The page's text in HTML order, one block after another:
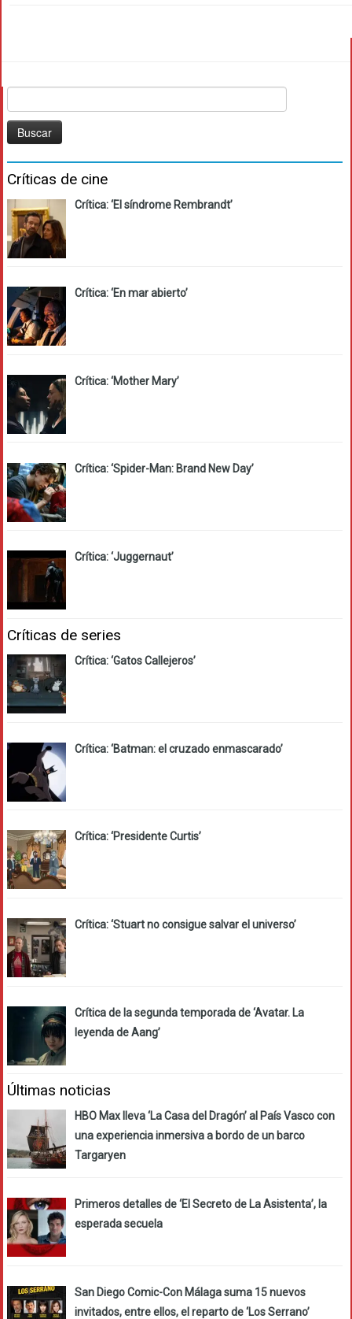
Críticas de cine
Crítica: ‘El síndrome Rembrandt’
Crítica: ‘En mar abierto’
Crítica: ‘Mother Mary’
Crítica: ‘Spider-Man: Brand New Day’
Crítica: ‘Juggernaut’
Críticas de series
Crítica: ‘Gatos Callejeros’
Crítica: ‘Batman: el cruzado enmascarado’
Crítica: ‘Presidente Curtis’
Crítica: ‘Stuart no consigue salvar el universo’
Crítica de la segunda temporada de ‘Avatar. La
leyenda de Aang’
Últimas noticias
HBO Max lleva ‘La Casa del Dragón’ al País Vasco con
una experiencia inmersiva a bordo de un barco
Targaryen
Primeros detalles de ‘El Secreto de La Asistenta’, la
esperada secuela
San Diego Comic-Con Málaga suma 15 nuevos
invitados, entre ellos, el reparto de ‘Los Serrano’